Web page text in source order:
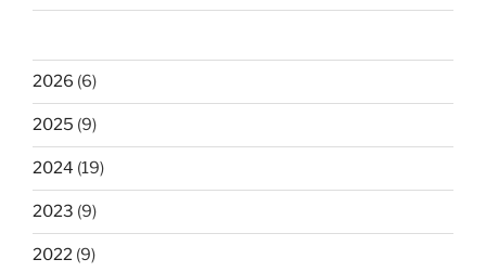
2026 (6)
2025 (9)
2024 (19)
2023 (9)
2022 (9)